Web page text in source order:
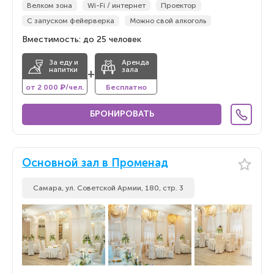
Велком зона
Wi-Fi / интернет
Проектор
С запуском фейерверка
Можно свой алкоголь
Вместимость: до 25 человек
За еду и
напитки
от 2 000 ₽/чел.
+
Аренда
зала
Бесплатно
БРОНИРОВАТЬ
Основной зал в Променад
Самара, ул. Советской Армии, 180, стр. 3